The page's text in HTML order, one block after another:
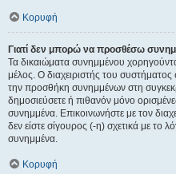
Κορυφή
Γιατί δεν μπορώ να προσθέσω
Τα δικαιώματα συνημμένου
μέλος. Ο διαχειριστής του συστήματος
την προσθήκη συνημμένων στη
δημοσιεύσετε ή πιθανόν μόνο
συνημμένα. Επικοινωνήστε με τον
δεν είστε σίγουρος (-η) σχετικά με το
συνημμένα.
Κορυφή